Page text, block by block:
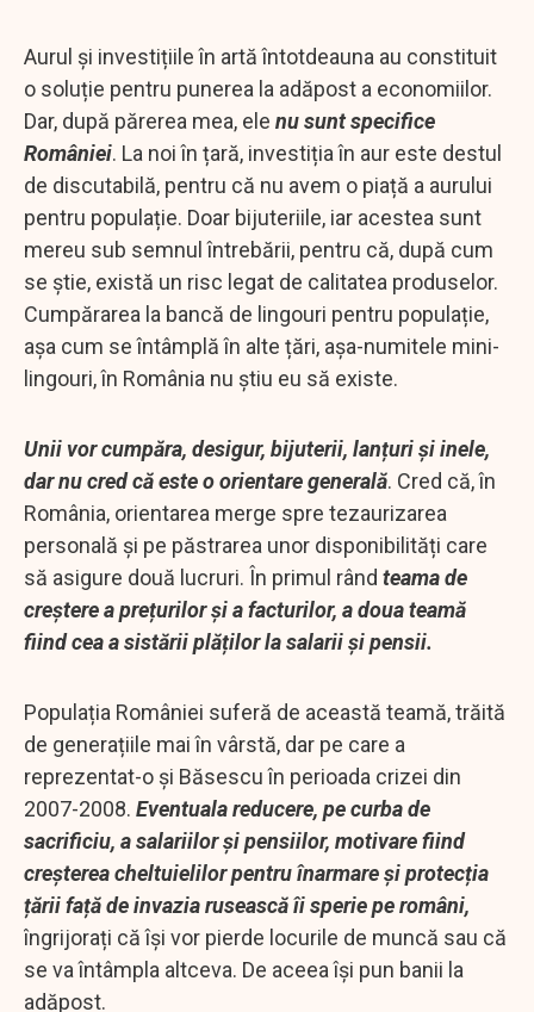
Aurul și investițiile în artă întotdeauna au constituit
o soluție pentru punerea la adăpost a economiilor.
Dar, după părerea mea, ele nu sunt specifice
României. La noi în țară, investiția în aur este destul
de discutabilă, pentru că nu avem o piață a aurului
pentru populație. Doar bijuteriile, iar acestea sunt
mereu sub semnul întrebării, pentru că, după cum
se știe, există un risc legat de calitatea produselor.
Cumpărarea la bancă de lingouri pentru populație,
așa cum se întâmplă în alte țări, așa-numitele mini-
lingouri, în România nu știu eu să existe.
Unii vor cumpăra, desigur, bijuterii, lanțuri și inele,
dar nu cred că este o orientare generală. Cred că, în
România, orientarea merge spre tezaurizarea
personală și pe păstrarea unor disponibilități care
să asigure două lucruri. În primul rând teama de
creștere a prețurilor și a facturilor, a doua teamă
fiind cea a sistării plăților la salarii și pensii.
Populația României suferă de această teamă, trăită
de generațiile mai în vârstă, dar pe care a
reprezentat-o și Băsescu în perioada crizei din
2007-2008. Eventuala reducere, pe curba de
sacrificiu, a salariilor și pensiilor, motivare fiind
creșterea cheltuielilor pentru înarmare și protecția
țării față de invazia rusească îi sperie pe români,
îngrijorați că își vor pierde locurile de muncă sau că
se va întâmpla altceva. De aceea își pun banii la
adăpost.